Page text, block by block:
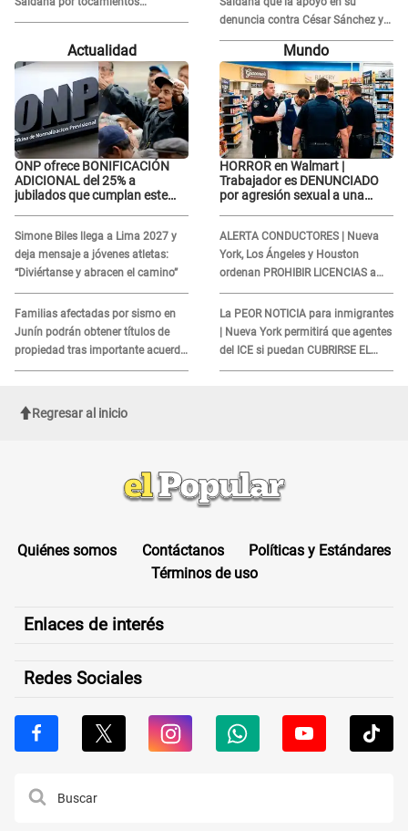
indebidos: "Pido respetar la
denuncia contra César Sánchez y
confrontó al dueño de 'La Bella
Actualidad
ONP ofrece BONIFICACIÓN
ADICIONAL del 25% a
jubilados que cumplan este
Simone Biles llega a Lima 2027 y
deja mensaje a jóvenes atletas:
“Diviértanse y abracen el camino”
Familias afectadas por sismo en
Junín podrán obtener títulos de
propiedad tras importante acuerdo
de Cofopri
Mundo
HORROR en Walmart |
Trabajador es DENUNCIADO
por agresión sexual a una
ALERTA CONDUCTORES | Nueva
York, Los Ángeles y Houston
ordenan PROHIBIR LICENCIAS a
quienes no presenten ESTE
DOCUMENTO
La PEOR NOTICIA para inmigrantes
| Nueva York permitirá que agentes
del ICE si puedan CUBRIRSE EL
ROSTRO
Regresar al inicio
Quiénes somos Contáctanos
Políticas y Estándares
Términos de uso
Enlaces de interés
Redes Sociales